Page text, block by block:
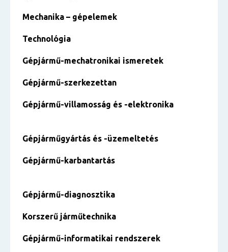
Mechanika – gépelemek
Technológia
Gépjármű-mechatronikai ismeretek
Gépjármű-szerkezettan
Gépjármű-villamosság és -elektronika
Gépjárműgyártás és -üzemeltetés
Gépjármű-karbantartás
Gépjármű-diagnosztika
Korszerű járműtechnika
Gépjármű-informatikai rendszerek